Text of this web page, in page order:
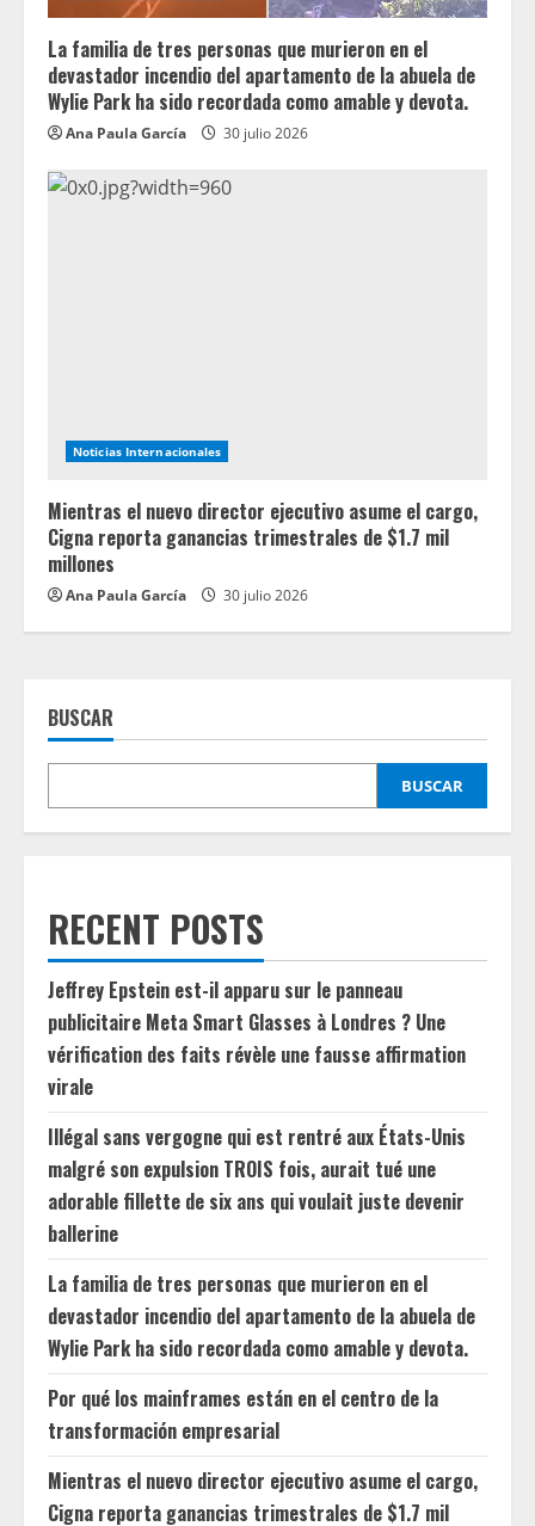
La familia de tres personas que murieron en el
devastador incendio del apartamento de la abuela de
Wylie Park ha sido recordada como amable y devota.
Ana Paula García 30 julio 2026
Noticias Internacionales
Mientras el nuevo director ejecutivo asume el cargo,
Cigna reporta ganancias trimestrales de $1.7 mil
millones
Ana Paula García 30 julio 2026
BUSCAR
BUSCAR
RECENT POSTS
Jeffrey Epstein est-il apparu sur le panneau
publicitaire Meta Smart Glasses à Londres ? Une
vérification des faits révèle une fausse affirmation
virale
Illégal sans vergogne qui est rentré aux États-Unis
malgré son expulsion TROIS fois, aurait tué une
adorable fillette de six ans qui voulait juste devenir
ballerine
La familia de tres personas que murieron en el
devastador incendio del apartamento de la abuela de
Wylie Park ha sido recordada como amable y devota.
Por qué los mainframes están en el centro de la
transformación empresarial
Mientras el nuevo director ejecutivo asume el cargo,
Cigna reporta ganancias trimestrales de $1.7 mil